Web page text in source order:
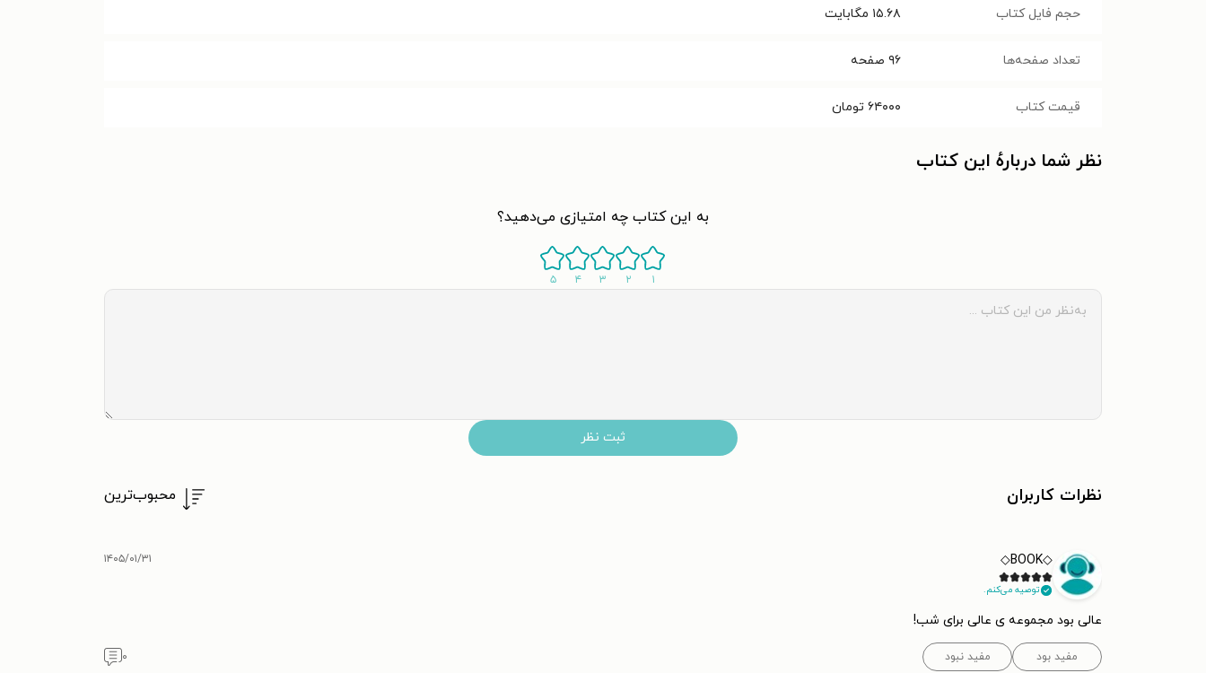
حجم فایل کتاب ۱۵.۶۸ مگابایت
تعداد صفحه‌ها ۹۶ صفحه
قیمت کتاب ۶۴۰۰۰ تومان
نظر شما دربارهٔ این کتاب
به این کتاب چه امتیازی می‌دهید؟
۱ ۲ ۳ ۴ ۵
ثبت نظر
نظرات کاربران محبوب‌ترین
◇BOOK◇
توصیه می‌کنم.
۱۴۰۵/۰۱/۳۱
عالی بود مجموعه ی عالی برای شب!
مفید بود مفید نبود ۰